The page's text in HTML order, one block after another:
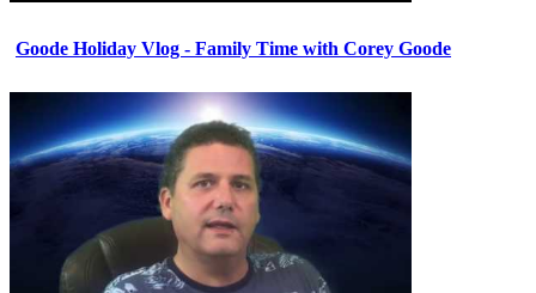
Goode Holiday Vlog - Family Time with Corey Goode